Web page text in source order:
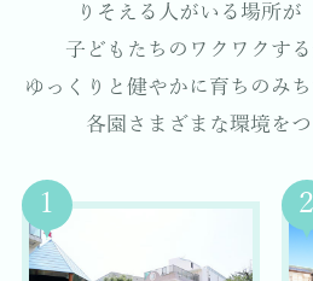
りそえる人がいる場所が
子どもたちのワクワクする
ゆっくりと健やかに育ちのみ
各園さまざまな環境をつ
1 2